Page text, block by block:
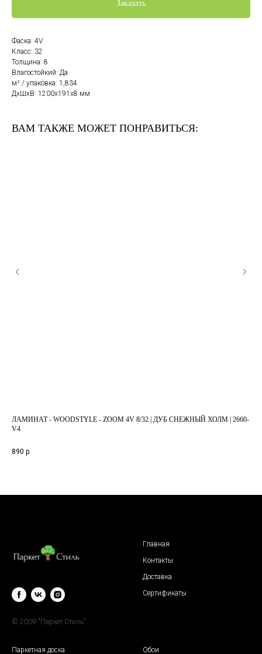
Заказать
Фаска: 4V
Класс: 32
Толщина: 8
Влагостойкий: Да
м² / упаковка: 1,834
ДxШxВ: 1200x191x8 мм
ВАМ ТАКЖЕ МОЖЕТ ПОНРАВИТЬСЯ:
ЛАМИНАТ - WOODSTYLE - ZOOM 4V 8/32 | ДУБ СНЕЖНЫЙ ХОЛМ | 2660-
V4
890 р.
© 2009 "Паркет Стиль"
Главная
Контакты
Доставка
Сертификаты
Паркетная доска Обои